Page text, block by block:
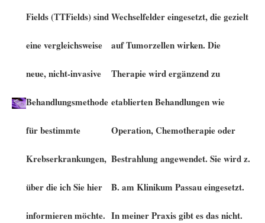
Fields (TTFields) sind
eine vergleichsweise
neue, nicht-invasive
Behandlungsmethode
für bestimmte
Krebserkrankungen,
über die ich Sie hier
informieren möchte.
Wechselfelder eingesetzt, die gezielt
auf Tumorzellen wirken. Die
Therapie wird ergänzend zu
etablierten Behandlungen wie
Operation, Chemotherapie oder
Bestrahlung angewendet. Sie wird z.
B. am Klinikum Passau eingesetzt.
In meiner Praxis gibt es das nicht.